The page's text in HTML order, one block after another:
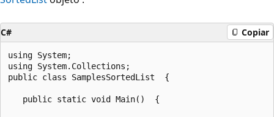
C# Copiar
using System;
using System.Collections;
public class SamplesSortedList  {
   public static void Main()  {